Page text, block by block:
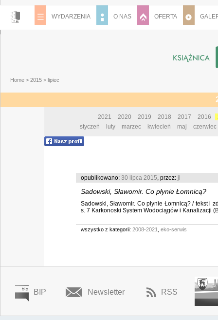
WYDARZENIA O NAS OFERTA
Home > 2015 > lipiec
2021 2020 2019 2018 2017 2016
styczeń
luty marzec kwiecień maj czerwiec
opublikowano: 30 lipca 2015, przez: jl
Sadowski, Sławomir. Co płynie Łomnicą?
Sadowski, Sławomir. Co płynie Łomnicą? / tekst i
s. 7 Karkonoski System Wodociągów i Kanalizacji
wszystko z kategorii: 2008-2021 eko-serwis
BIP Newsletter RSS